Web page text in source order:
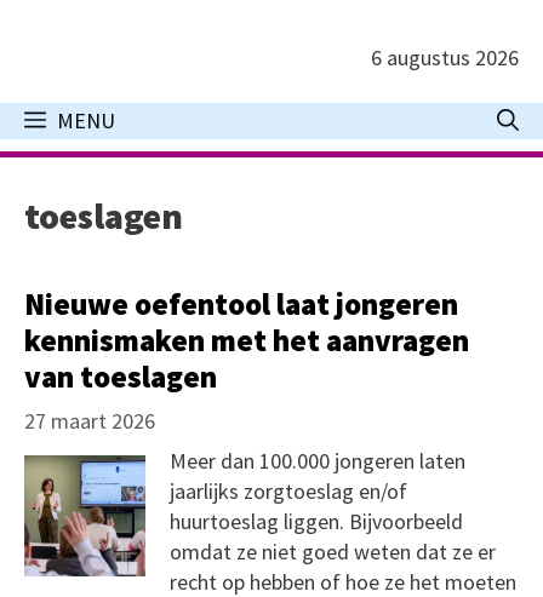
inhoud
6 augustus 2026
MENU
toeslagen
Nieuwe oefentool laat jongeren
kennismaken met het aanvragen
van toeslagen
27 maart 2026
Meer dan 100.000 jongeren laten
jaarlijks zorgtoeslag en/of
huurtoeslag liggen. Bijvoorbeeld
omdat ze niet goed weten dat ze er
recht op hebben of hoe ze het moeten